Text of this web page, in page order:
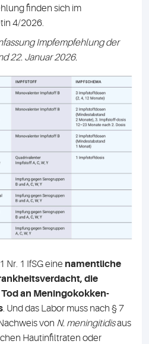
finden sich im
4/2026.
Impfempfehlung der
22. Januar 2026.
Nr. 1 IfSG eine namentliche
die
an Meningokokken-
. Und das Labor muss nach § 7
von N. meningitidisaus
Hautinfiltraten oder